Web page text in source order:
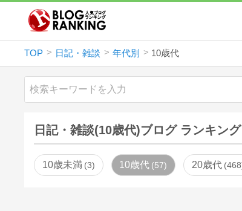
TOP 日記・雑談 年代別 10歳代
日記・雑談(10歳代)ブログ ランキング
10歳未満 3 10歳代 57 20歳代 468